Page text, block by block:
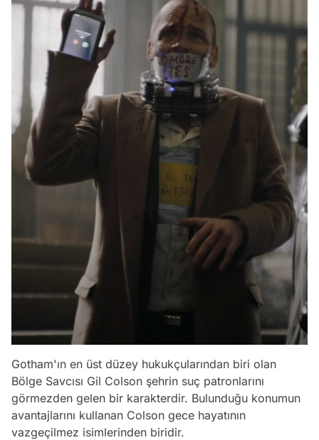
Gotham'ın en üst düzey hukukçularından biri olan
Bölge Savcısı Gil Colson şehrin suç patronlarını
görmezden gelen bir karakterdir. Bulunduğu konumun
avantajlarını kullanan Colson gece hayatının
vazgeçilmez isimlerinden biridir.